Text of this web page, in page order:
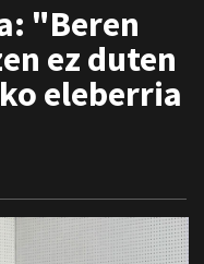
"Beren
ez duten
eleberria